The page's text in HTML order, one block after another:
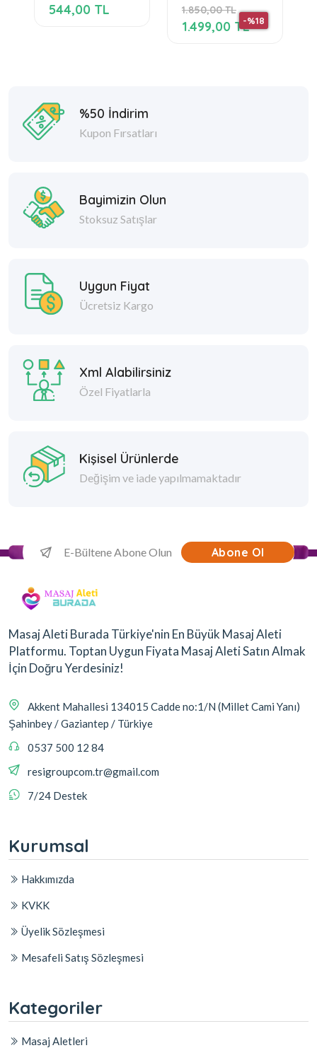
544,00 TL
Masaj Aleti
1.850,00 TL
-%18
1.499,00 TL
%50 İndirim
Kupon Fırsatları
Bayimizin Olun
Stoksuz Satışlar
Uygun Fiyat
Ücretsiz Kargo
Xml Alabilirsiniz
Özel Fiyatlarla
Kişisel Ürünlerde
Değişim ve iade yapılmamaktadır
Abone Ol
Masaj Aleti Burada Türkiye'nin En Büyük Masaj Aleti
Platformu. Toptan Uygun Fiyata Masaj Aleti Satın Almak
İçin Doğru Yerdesiniz!
Akkent Mahallesi 134015 Cadde no:1/N (Millet Cami Yanı)
Şahinbey / Gaziantep / Türkiye
0537 500 12 84
resigroupcom.tr@gmail.com
7/24 Destek
Kurumsal
Hakkımızda
KVKK
Üyelik Sözleşmesi
Mesafeli Satış Sözleşmesi
Kategoriler
Masaj Aletleri